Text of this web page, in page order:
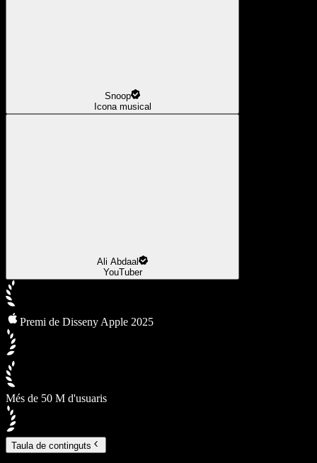
Snoop
Icona musical
Ali Abdaal
YouTuber
Premi de Disseny Apple 2025
Més de 50 M d'usuaris
Taula de continguts